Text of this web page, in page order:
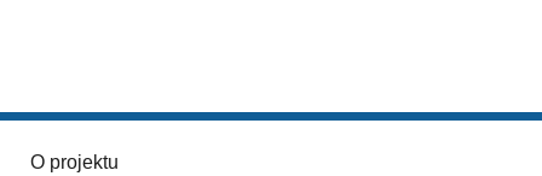
O projektu